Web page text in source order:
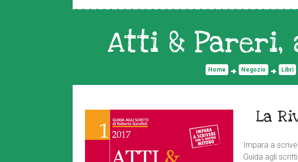
Atti & Pareri,
Home Negozio Libri
La
Impara a
Guida agli